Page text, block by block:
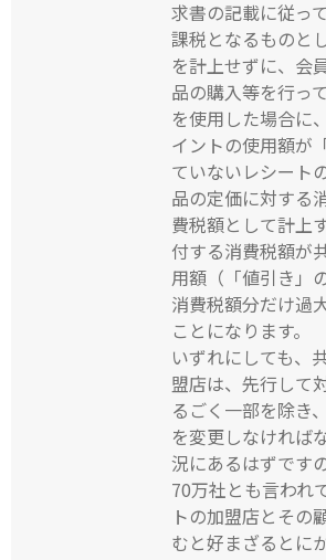
求書の記載に従っ
課税となるものと
を計上せずに、会
品の購入等を行っ
を使用した場合に
イントの使用額が
ていないレシート
品の定価に対する
費税額として計上
付する消費税額が
用額（「値引き」
消費税額分だけ過
ことになります。
いずれにしても、
盟店は、先行して
るごく一部を除き
を変更しなければ
況にあるはずです
70万社とも言われ
トの加盟店とその
むと好まざるとに